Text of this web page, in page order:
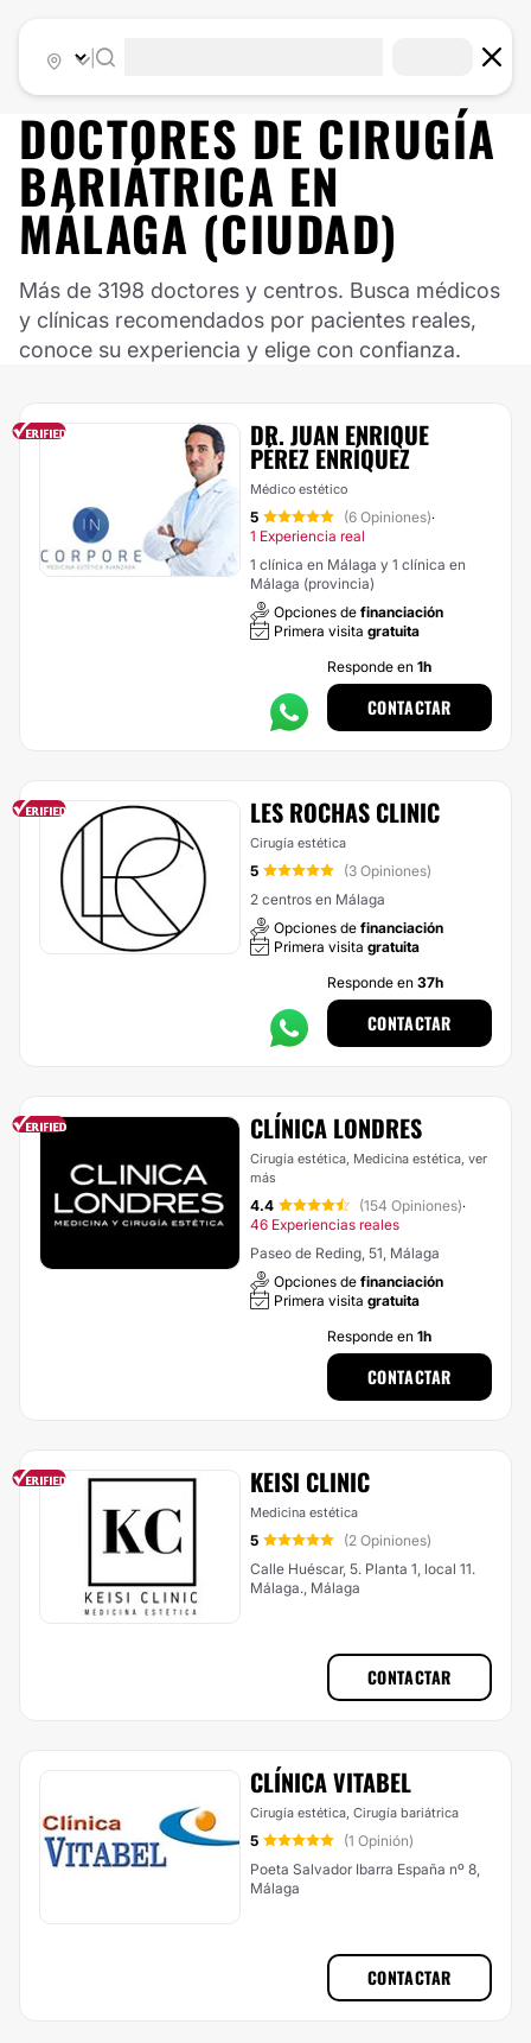
DOCTORES DE CIRUGÍA
BARIÁTRICA EN
MÁLAGA (CIUDAD)
Más de 3198 doctores y centros. Busca médicos
y clínicas recomendados por pacientes reales,
conoce su experiencia y elige con confianza.
DR. JUAN ENRIQUE
PÉREZ ENRÍQUEZ
Médico estético
5 (6 Opiniones)·
1 Experiencia real
1 clínica en Málaga y 1 clínica en
Málaga (provincia)
Opciones de financiación
Primera visita gratuita
Responde en 1h
CONTACTAR
LES ROCHAS CLINIC
Cirugía estética
5
(3 Opiniones)
2 centros en Málaga
Opciones de financiación
Primera visita gratuita
Responde en 37h
CONTACTAR
CLÍNICA LONDRES
Cirugía estética, Medicina estética, ver
más
4.4 (154 Opiniones)·
46 Experiencias reales
Paseo de Reding, 51, Málaga
Opciones de financiación
Primera visita gratuita
Responde en 1h
CONTACTAR
KEISI CLINIC
Medicina estética
5
(2 Opiniones)
Calle Huéscar, 5. Planta 1, local 11.
Málaga., Málaga
CONTACTAR
CLÍNICA VITABEL
Cirugía estética, Cirugía bariátrica
5
(1 Opinión)
Poeta Salvador Ibarra España nº 8,
Málaga
CONTACTAR